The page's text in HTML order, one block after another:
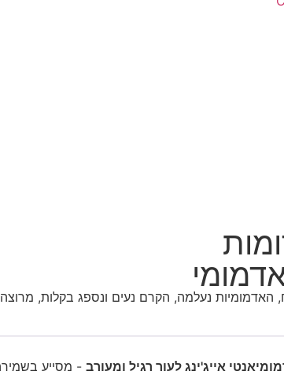
נעלמה, הקרם נעים ונספג בקלות,
אנטי אייג'ינג לעור רגיל ומעורב - מסייע